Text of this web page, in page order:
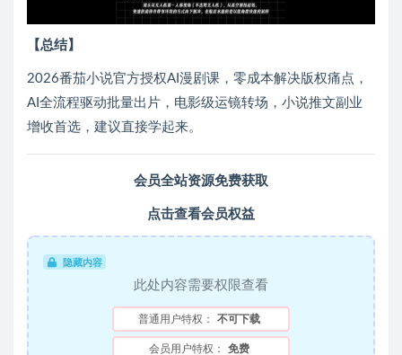
【总结】
2026番茄小说官方授权AI漫剧课，零成本解决版权痛点，
AI全流程驱动批量出片，电影级运镜转场，小说推文副业
增收首选，建议直接学起来。
会员全站资源免费获取
点击查看会员权益
隐藏内容
此处内容需要权限查看
普通用户特权： 不可下载
会员用户特权： 免费